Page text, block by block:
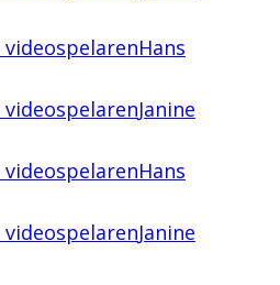
videospelarenHans
Janine
videospelarenHans
Janine